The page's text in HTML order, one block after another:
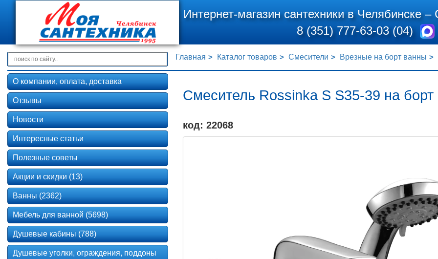
Интернет-магазин сантехники в Челябинске –
8 (351) 777-63-03 (04)
Главная Каталог товаров Смесители Врезные на борт ванны
Смеситель Rossinka S S35-39 на
код: 22068
О компании, оплата, доставка
Отзывы
Новости
Интересные статьи
Полезные советы
Акции и скидки (13)
Ванны (2362)
Мебель для ванной (5698)
Душевые кабины (788)
Душевые уголки, ограждения, поддоны